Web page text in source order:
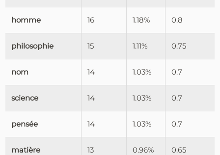
homme 16 1.18% 0.8
philosophie 15 1.11% 0.75
nom 14 1.03% 0.7
science 14 1.03% 0.7
pensée 14 1.03% 0.7
matière 13 0.96% 0.65